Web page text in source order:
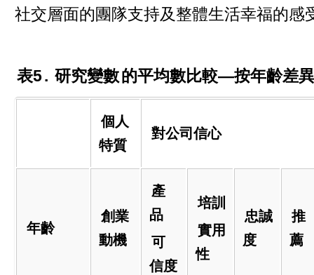
社交層面的團隊支持及整體生活幸福的感
表5. 研究變數的平均數比較—按年齡差異
個人
特質
對公司信心
年齡
創業
動機
產
品
可
信度
培訓
實用
性
忠誠
度
推
薦